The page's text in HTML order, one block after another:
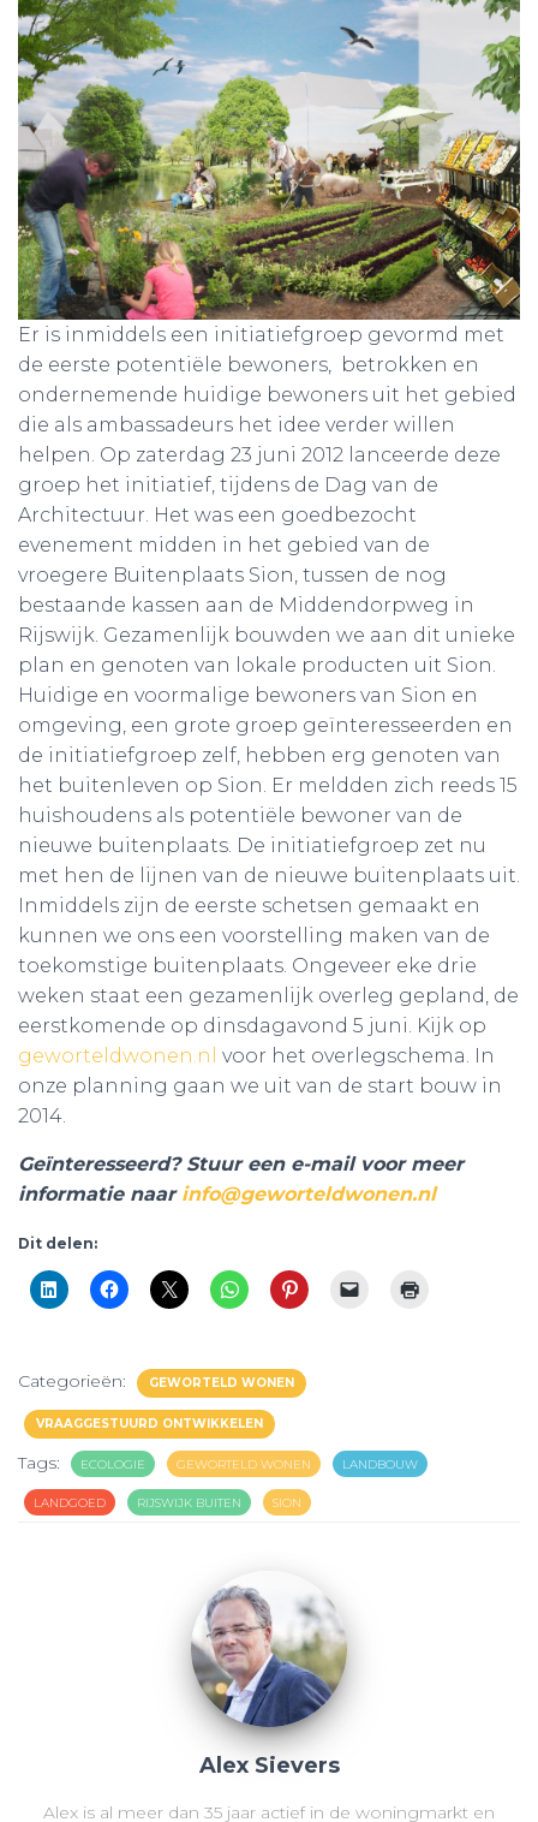
Er is inmiddels een initiatiefgroep gevormd met
de eerste potentiële bewoners, betrokken en
ondernemende huidige bewoners uit het gebied
die als ambassadeurs het idee verder willen
helpen. Op zaterdag 23 juni 2012 lanceerde deze
groep het initiatief, tijdens de Dag van de
Architectuur. Het was een goedbezocht
evenement midden in het gebied van de
vroegere Buitenplaats Sion, tussen de nog
bestaande kassen aan de Middendorpweg in
Rijswijk. Gezamenlijk bouwden we aan dit unieke
plan en genoten van lokale producten uit Sion.
Huidige en voormalige bewoners van Sion en
omgeving, een grote groep geïnteresseerden en
de initiatiefgroep zelf, hebben erg genoten van
het buitenleven op Sion. Er meldden zich reeds 15
huishoudens als potentiële bewoner van de
nieuwe buitenplaats. De initiatiefgroep zet nu
met hen de lijnen van de nieuwe buitenplaats uit.
Inmiddels zijn de eerste schetsen gemaakt en
kunnen we ons een voorstelling maken van de
toekomstige buitenplaats. Ongeveer eke drie
weken staat een gezamenlijk overleg gepland, de
eerstkomende op dinsdagavond 5 juni. Kijk op
geworteldwonen.nl voor het overlegschema. In
onze planning gaan we uit van de start bouw in
2014.
Geïnteresseerd? Stuur een e-mail voor meer
informatie naar info@geworteldwonen.nl
Dit delen:
Categorieën: GEWORTELD WONEN
VRAAGGESTUURD ONTWIKKELEN
Tags: ECOLOGIE GEWORTELD WONEN LANDBOUW
LANDGOED RIJSWIJK BUITEN SION
Alex Sievers
Alex is al meer dan 35 jaar actief in de woningmarkt en